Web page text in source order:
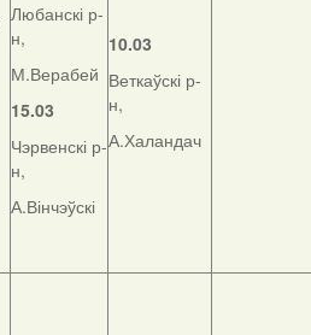
Любанскі р-
н,
М.Верабей
15.03
Чэрвенскі р-
н,
А.Вінчэўскі
10.03
Веткаўскі р-
н,
А.Халандач